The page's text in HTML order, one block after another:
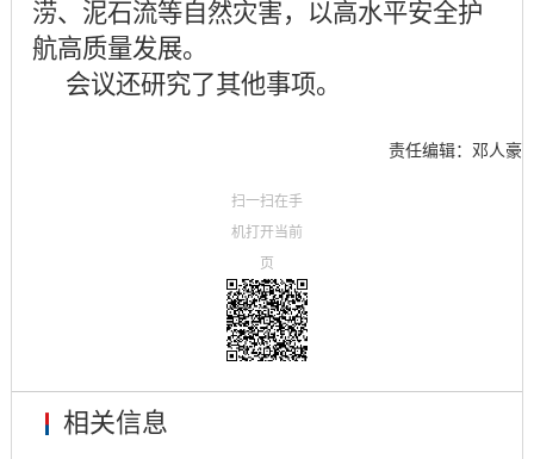
涝、泥石流等自然灾害，以高水平安全护
航高质量发展。
会议还研究了其他事项。
责任编辑：邓人豪
扫一扫在手
机打开当前
页
相关信息